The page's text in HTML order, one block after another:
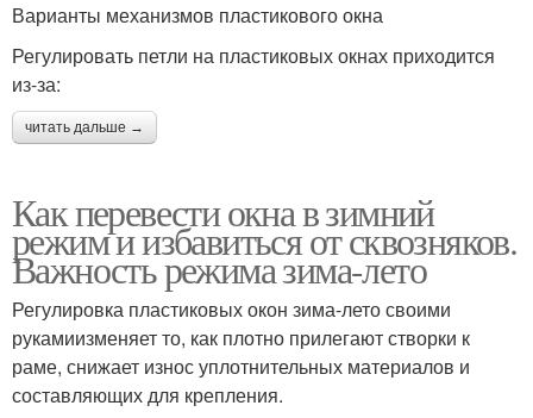
Варианты механизмов пластикового окна
Регулировать петли на пластиковых окнах приходится
из-за:
читать дальше →
Как перевести окна в зимний
режим и избавиться от сквозняков.
Важность режима зима-лето
Регулировка пластиковых окон зима-лето своими
рукамиизменяет то, как плотно прилегают створки к
раме, снижает износ уплотнительных материалов и
составляющих для крепления.